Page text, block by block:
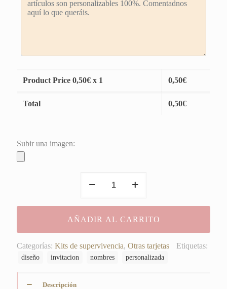
Product Price 0,50€ x 1 0,50€
Total 0,50€
Subir una imagen:
para
de
kit
cantidad
AÑADIR AL CARRITO
Categorías: Kits de supervivencia, Otras tarjetas Etiquetas:
diseño invitacion nombres personalizada
Descripción